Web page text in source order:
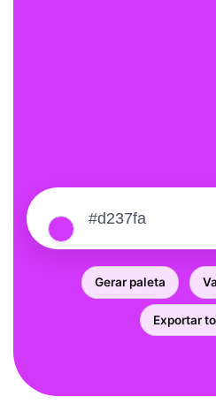
Gerar paleta
Exportar